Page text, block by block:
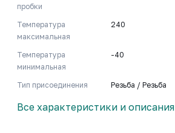
пробки
Температура
максимальная
240
Температура
минимальная
-40
Тип присоединения Резьба / Резьба
Все характеристики и описания